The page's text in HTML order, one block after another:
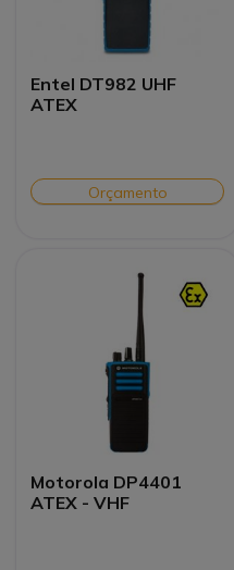
Entel DT982 UHF
ATEX
Orçamento
Motorola DP4401
ATEX - VHF